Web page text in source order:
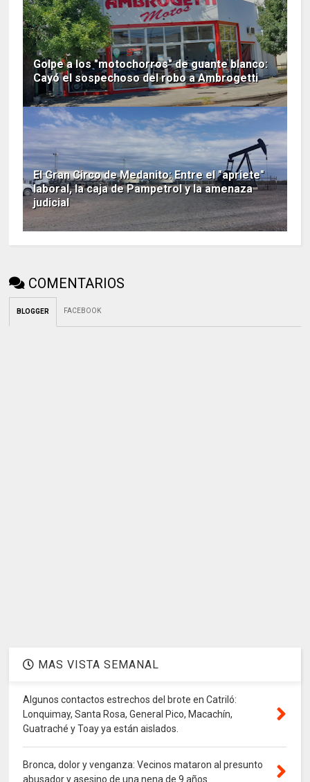
Golpe a los "motochorros" de guante blanco:
Cayó el sospechoso del robo a Ambrogetti
El Gran Circo de Medanito: Entre el "apriete"
laboral, la caja de Pampetrol y la amenaza
judicial
COMENTARIOS
BLOGGER FACEBOOK
MAS VISTA SEMANAL
Algunos contactos estrechos del brote en Catriló:
Lonquimay, Santa Rosa, General Pico, Macachín,
Guatraché y Toay ya están aislados.
Bronca, dolor y venganza: Vecinos mataron al presunto
abusador y asesino de una nena de 9 años